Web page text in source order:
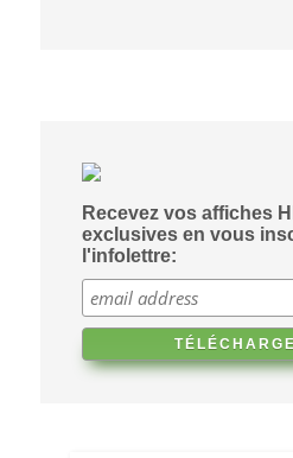
Recevez vos affiches
exclusives en vous
l'infolettre: